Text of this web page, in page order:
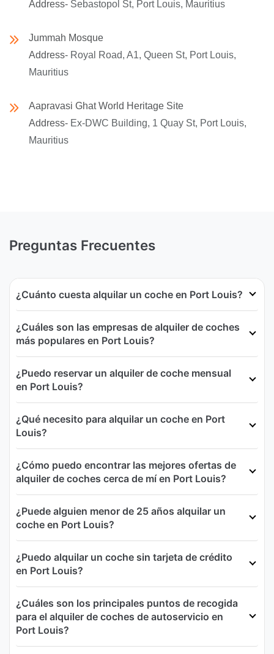
Address- Sebastopol St, Port Louis, Mauritius
Jummah Mosque
Address- Royal Road, A1, Queen St, Port Louis,
Mauritius
Aapravasi Ghat World Heritage Site
Address- Ex-DWC Building, 1 Quay St, Port Louis,
Mauritius
Preguntas Frecuentes
¿Cuánto cuesta alquilar un coche en Port Louis?
¿Cuáles son las empresas de alquiler de coches
más populares en Port Louis?
¿Puedo reservar un alquiler de coche mensual
en Port Louis?
¿Qué necesito para alquilar un coche en Port
Louis?
¿Cómo puedo encontrar las mejores ofertas de
alquiler de coches cerca de mí en Port Louis?
¿Puede alguien menor de 25 años alquilar un
coche en Port Louis?
¿Puedo alquilar un coche sin tarjeta de crédito
en Port Louis?
¿Cuáles son los principales puntos de recogida
para el alquiler de coches de autoservicio en
Port Louis?